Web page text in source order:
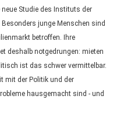
Studie des Instituts der
junge Menschen sind
betroffen. Ihre
deshalb notgedrungen: mieten
ist das schwer vermittelbar.
mit der Politik und der
hausgemacht sind - und